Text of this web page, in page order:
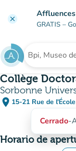
clear Affluences
GRATIS –
Buscar un
Collège
Sorbonne
place 15-21 Rue de
Cerrado-
Horario de